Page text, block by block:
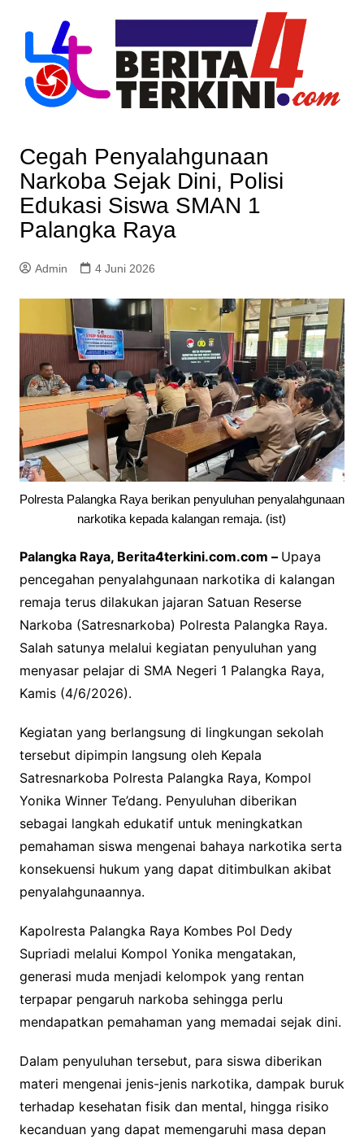
content
Cegah Penyalahgunaan
Narkoba Sejak Dini, Polisi
Edukasi Siswa SMAN 1
Palangka Raya
Admin 4 Juni 2026
Polresta Palangka Raya berikan penyuluhan penyalahgunaan
narkotika kepada kalangan remaja. (ist)
Palangka Raya, Berita4terkini.com.com – Upaya
pencegahan penyalahgunaan narkotika di kalangan
remaja terus dilakukan jajaran Satuan Reserse
Narkoba (Satresnarkoba) Polresta Palangka Raya.
Salah satunya melalui kegiatan penyuluhan yang
menyasar pelajar di SMA Negeri 1 Palangka Raya,
Kamis (4/6/2026).
Kegiatan yang berlangsung di lingkungan sekolah
tersebut dipimpin langsung oleh Kepala
Satresnarkoba Polresta Palangka Raya, Kompol
Yonika Winner Te’dang. Penyuluhan diberikan
sebagai langkah edukatif untuk meningkatkan
pemahaman siswa mengenai bahaya narkotika serta
konsekuensi hukum yang dapat ditimbulkan akibat
penyalahgunaannya.
Kapolresta Palangka Raya Kombes Pol Dedy
Supriadi melalui Kompol Yonika mengatakan,
generasi muda menjadi kelompok yang rentan
terpapar pengaruh narkoba sehingga perlu
mendapatkan pemahaman yang memadai sejak dini.
Dalam penyuluhan tersebut, para siswa diberikan
materi mengenai jenis-jenis narkotika, dampak buruk
terhadap kesehatan fisik dan mental, hingga risiko
kecanduan yang dapat memengaruhi masa depan